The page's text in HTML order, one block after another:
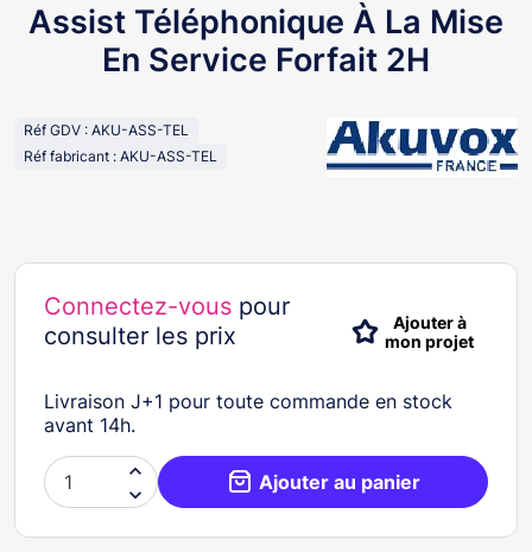
Assist Téléphonique À La Mise
En Service Forfait 2H
Réf GDV : AKU-ASS-TEL
Réf fabricant : AKU-ASS-TEL
Connectez-vous pour
consulter les prix
Ajouter à
mon projet
Livraison J+1 pour toute commande en stock
avant 14h.

 Ajouter au panier